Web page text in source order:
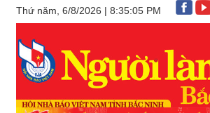
Thứ năm, 6/8/2026 | 8:35:05 PM